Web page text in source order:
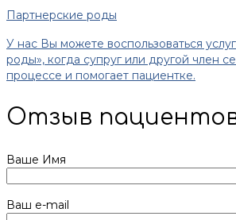
Партнерские роды
У нас Вы можете воспользоваться
роды», когда супруг или другой член
процессе и помогает пациентке.
Отзыв
Ваше Имя
Ваш e-mail